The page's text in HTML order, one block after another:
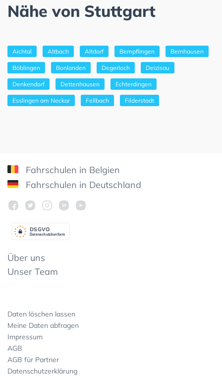
Nähe von Stuttgart
Aichtal Altbach Altdorf Bempflingen Bernhausen
Böblingen Bonlanden Degerloch Deizisau
Denkendorf Dettenhausen Echterdingen
Esslingen am Neckar Fellbach Filderstadt
Fahrschulen in Belgien
Fahrschulen in Deutschland
Datenschutzkonform
DSGVO
Über uns
Unser Team
Daten löschen lassen
Meine Daten abfragen
Impressum
AGB
AGB für Partner
Datenschutzerklärung